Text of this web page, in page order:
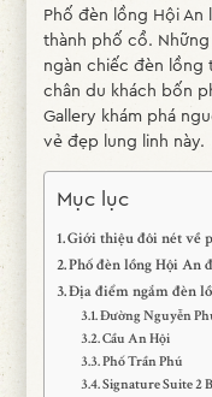
Phố đèn lồng Hội
thành phố cổ.
ngàn chiếc đèn lồng
chân du khách bốn
Gallery khám phá
vẻ đẹp lung linh này.
Mục lục
Giới thiệu đôi nét về
Phố đèn lồng Hội An
Địa điểm ngắm đèn
Đường Nguyễn
Cầu An Hội
Phố Trần Phú
Signature Suite 2